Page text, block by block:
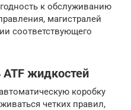
к обслуживанию
магистралей
соответствующего
жидкостей
коробку
четких правил,